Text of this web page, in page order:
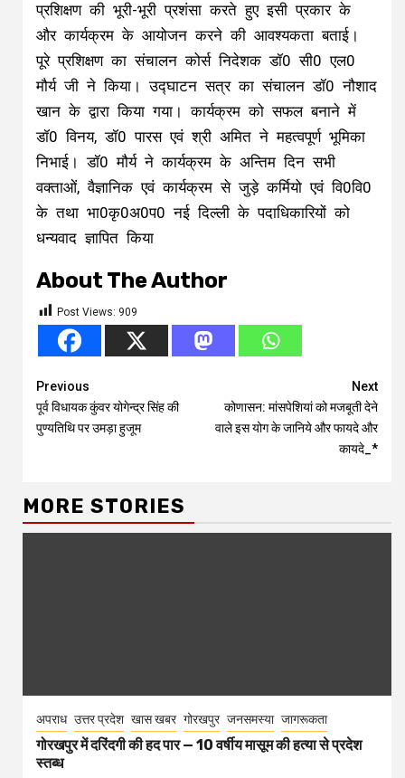
प्रशिक्षण की भूरी-भूरी प्रशंसा करते हुए इसी प्रकार के
और कार्यक्रम के आयोजन करने की आवश्यकता बताई।
पूरे प्रशिक्षण का संचालन कोर्स निदेशक डॉ0 सी0 एल0
मौर्य जी ने किया। उद्घाटन सत्र का संचालन डॉ0 नौशाद
खान के द्वारा किया गया। कार्यक्रम को सफल बनाने में
डॉ0 विनय, डॉ0 पारस एवं श्री अमित ने महत्वपूर्ण भूमिका
निभाई। डॉ0 मौर्य ने कार्यक्रम के अन्तिम दिन सभी
वक्ताओं, वैज्ञानिक एवं कार्यक्रम से जुड़े कर्मियो एवं वि0वि0
के तथा भा0कृ0अ0प0 नई दिल्ली के पदाधिकारियों को
धन्यवाद ज्ञापित किया
About The Author
Post Views: 909
Continue
Reading
Previous
पूर्व विधायक कुंवर योगेन्द्र सिंह की
पुण्यतिथि पर उमड़ा हुजूम
Next
कोणासन: मांसपेशियां को मजबूती देने
वाले इस योग के जानिये और फायदे और
कायदे_*
MORE STORIES
अपराध उत्तर प्रदेश खास खबर गोरखपुर जनसमस्या जागरूकता
गोरखपुर में दरिंदगी की हद पार — 10 वर्षीय मासूम की हत्या से प्रदेश
स्तब्ध